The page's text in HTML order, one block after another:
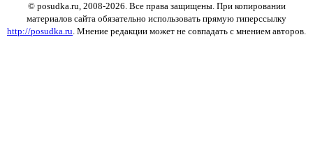
© posudka.ru, 2008-2026. Все права защищены. При копировании
материалов сайта обязательно использовать прямую гиперссылку
http://posudka.ru. Мнение редакции может не совпадать с мнением авторов.